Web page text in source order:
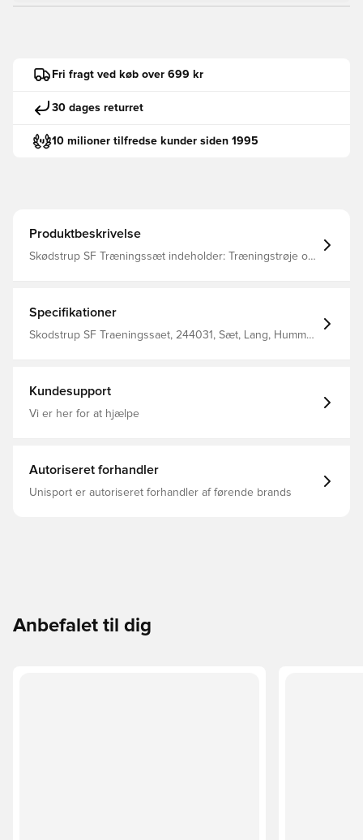
Fri fragt ved køb over 699 kr
30 dages returret
10 milioner tilfredse kunder siden 1995
Produktbeskrivelse
Skødstrup SF Træningssæt indeholder: Træningstrøje og
Specifikationer
Skodstrup SF Traeningssaet, 244031, Sæt, Lang, Hummel,
Kundesupport
Vi er her for at hjælpe
Autoriseret forhandler
Unisport er autoriseret forhandler af førende brands
Anbefalet til dig